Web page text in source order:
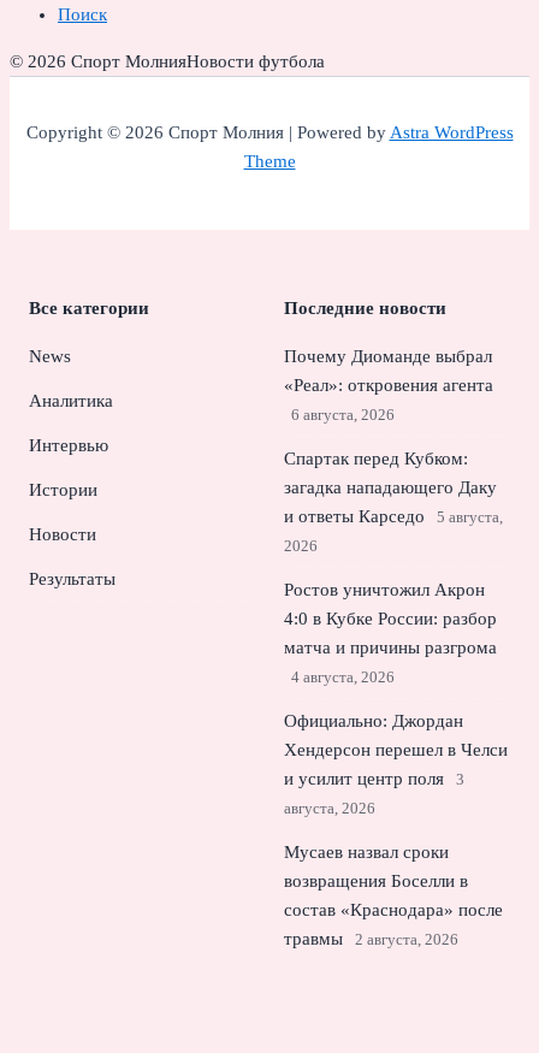
Поиск
© 2026 Спорт МолнияНовости футбола
Copyright © 2026 Спорт Молния | Powered byAstra WordPress
Theme
Все категории
News
Аналитика
Интервью
Истории
Новости
Результаты
Последние новости
Почему Диоманде выбрал
«Реал»: откровения агента
6 августа, 2026
Спартак перед Кубком:
загадка нападающего Даку
и ответы Карседо
5 августа,
2026
Ростов уничтожил Акрон
4:0 в Кубке России: разбор
матча и причины разгрома
4 августа, 2026
Официально: Джордан
Хендерсон перешел в Челси
и усилит центр поля
3
августа, 2026
Мусаев назвал сроки
возвращения Боселли в
состав «Краснодара» после
травмы
2 августа, 2026